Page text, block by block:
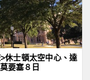
休士頓太空中心、達
要塞８日